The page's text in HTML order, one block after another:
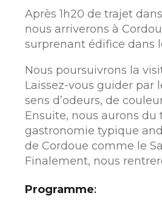
Après 1h20 de trajet
nous arriverons à
surprenant édifice dans
Nous poursuivrons la
Laissez-vous guider par
sens d’odeurs, de
Ensuite, nous aurons
gastronomie typique
de Cordoue comme le
Finalement, nous
Programme: